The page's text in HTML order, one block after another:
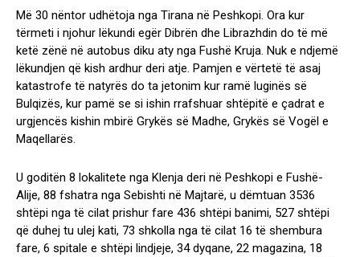
Më 30 nëntor udhëtoja nga Tirana në Peshkopi. Ora kur
tërmeti i njohur lëkundi egër Dibrën dhe Librazhdin do të më
ketë zënë në autobus diku aty nga Fushë Kruja. Nuk e ndjemë
lëkundjen që kish ardhur deri atje. Pamjen e vërtetë të asaj
katastrofe të natyrës do ta jetonim kur ramë luginës së
Bulqizës, kur pamë se si ishin rrafshuar shtëpitë e çadrat e
urgjencës kishin mbirë Grykës së Madhe, Grykës së Vogël e
Maqellarës.
U goditën 8 lokalitete nga Klenja deri në Peshkopi e Fushë-
Alije, 88 fshatra nga Sebishti në Majtarë, u dëmtuan 3536
shtëpi nga të cilat prishur fare 436 shtëpi banimi, 527 shtëpi
që duhej tu ulej kati, 73 shkolla nga të cilat 16 të shembura
fare, 6 spitale e shtëpi lindjeje, 34 dyqane, 22 magazina, 18